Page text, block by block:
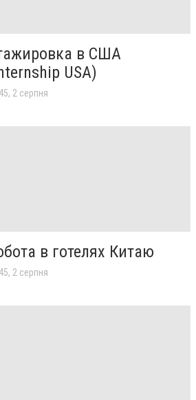
в США
USA)
2 серпня
в готелях Китаю
2 серпня